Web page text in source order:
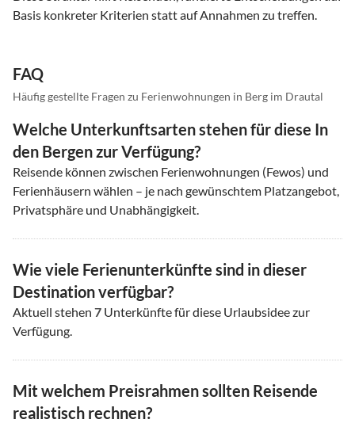
Basis konkreter Kriterien statt auf Annahmen zu treffen.
FAQ
Häufig gestellte Fragen zu Ferienwohnungen in Berg im Drautal
Welche Unterkunftsarten stehen für diese In
den Bergen zur Verfügung?
Reisende können zwischen Ferienwohnungen (Fewos) und
Ferienhäusern wählen – je nach gewünschtem Platzangebot,
Privatsphäre und Unabhängigkeit.
Wie viele Ferienunterkünfte sind in dieser
Destination verfügbar?
Aktuell stehen 7 Unterkünfte für diese Urlaubsidee zur
Verfügung.
Mit welchem Preisrahmen sollten Reisende
realistisch rechnen?